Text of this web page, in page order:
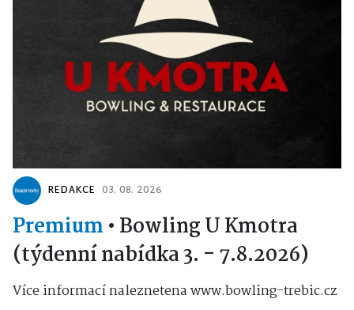
REDAKCE 03. 08. 2026
Premium • Bowling U Kmotra
(týdenní nabídka 3. - 7.8.2026)
Více informací naleznetena www.bowling-trebic.cz